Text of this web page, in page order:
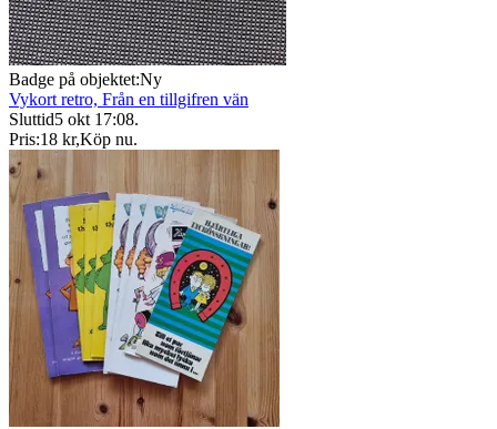
Badge på objektet:Ny
Vykort retro, Från en tillgifren vän
Sluttid5 okt 17:08.
Pris:18 kr,Köp nu.